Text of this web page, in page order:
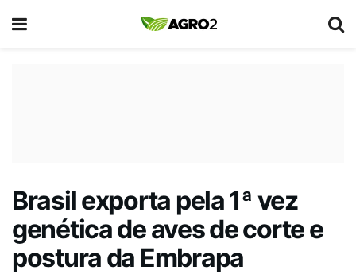
Brasil exporta pela 1ª vez
genética de aves de corte e
postura da Embrapa